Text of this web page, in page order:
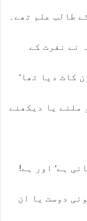
طالب علم تھے۔
نے نفرت کے
کاٹ دیا تھا‘
ملنے یا دیکھنے
ہے‘ اور ہے!
دوست یا ان